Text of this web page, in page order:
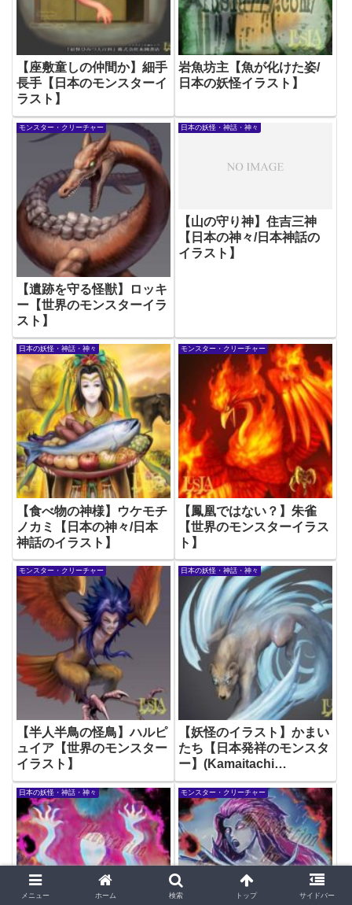
【座敷童しの仲間か】細手
長手【日本のモンスターイ
ラスト】
岩魚坊主【魚が化けた姿/
日本の妖怪イラスト】
モンスター・クリーチャー
【遺跡を守る怪獣】ロッキ
ー【世界のモンスターイラ
スト】
日本の妖怪・神話・神々
【山の守り神】住吉三神
【日本の神々/日本神話の
イラスト】
日本の妖怪・神話・神々
【食べ物の神様】ウケモチ
ノカミ【日本の神々/日本
神話のイラスト】
モンスター・クリーチャー
【鳳凰ではない？】朱雀
【世界のモンスターイラス
ト】
モンスター・クリーチャー
【半人半鳥の怪鳥】ハルピ
ュイア【世界のモンスター
イラスト】
日本の妖怪・神話・神々
【妖怪のイラスト】かまい
たち【日本発祥のモンスタ
ー】(Kamaitachi
Japanese Yokai)
日本の妖怪・神話・神々 モンスター・クリーチャー
メニュー ホーム 検索 トップ サイドバー